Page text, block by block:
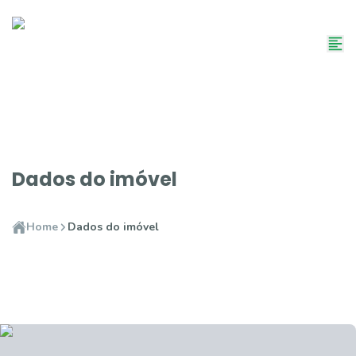
Dados do imóvel
Home Dados do imóvel